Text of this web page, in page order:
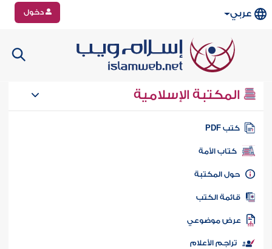
عربي دخول
المكتبة الإسلامية
كتب PDF
كتاب الأمة
المكتبة
الكتب